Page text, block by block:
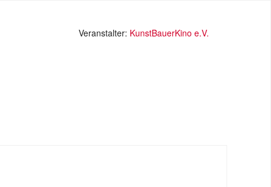
Veranstalter: KunstBauerKino e.V.